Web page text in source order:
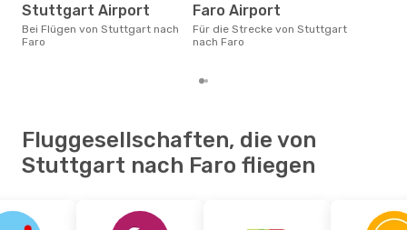
Stuttgart Airport
Bei Flügen von Stuttgart nach
Faro
Faro Airport
Für die Strecke von Stuttgart
nach Faro
Fluggesellschaften, die von
Stuttgart nach Faro fliegen